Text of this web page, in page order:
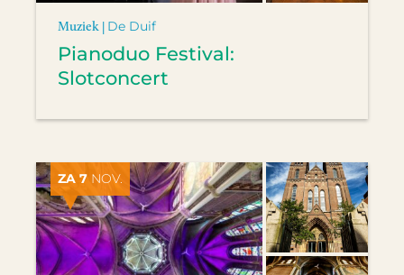
Muziek | De Duif
Pianoduo Festival:
Slotconcert
ZA 7 NOV.